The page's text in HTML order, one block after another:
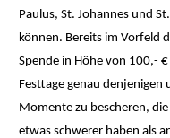
Paulus, St. Johannes und
können. Bereits im Vorfeld
Spende in Höhe von 100,-
Festtage genau
Momente zu bescheren,
etwas schwerer haben als